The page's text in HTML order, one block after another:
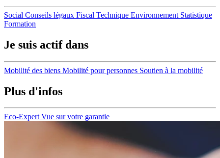
Social Conseils légaux Fiscal Technique Environnement Statistique
Formation
Je suis actif dans
Mobilité des biens Mobilité pour personnes Soutien à la mobilité
Plus d'infos
Eco-Expert Vue sur votre garantie